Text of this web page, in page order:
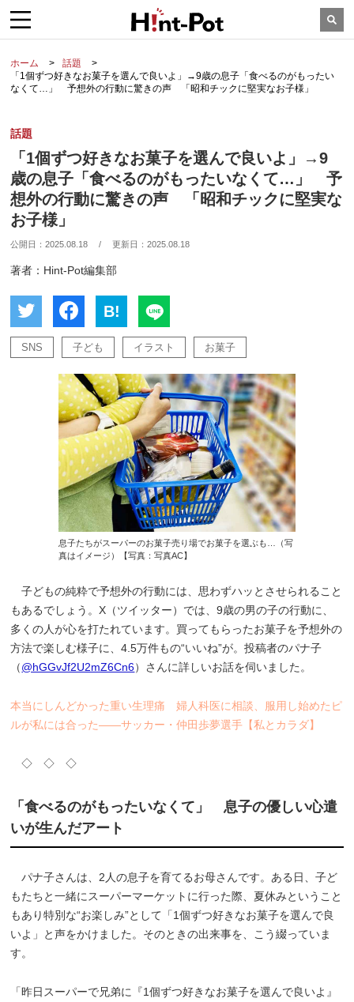
ホーム
話題
「1個ずつ好きなお菓子を選んで良いよ」→9歳の息子「食べるのがもったい
なくて…」 予想外の行動に驚きの声 「昭和チックに堅実なお子様」
話題
「1個ずつ好きなお菓子を選んで良いよ」→9
歳の息子「食べるのがもったいなくて…」 予
想外の行動に驚きの声 「昭和チックに堅実な
お子様」
公開日：2025.08.18 / 更新日：2025.08.18
著者：Hint-Pot編集部
B!
SNS 子ども イラスト お菓子
息子たちがスーパーのお菓子売り場でお菓子を選ぶも…（写
真はイメージ）【写真：写真AC】
子どもの純粋で予想外の行動には、思わずハッとさせられること
もあるでしょう。X（ツイッター）では、9歳の男の子の行動に、
多くの人が心を打たれています。買ってもらったお菓子を予想外の
方法で楽しむ様子に、4.5万件もの“いいね”が。投稿者のパナ子
（@hGGvJf2U2mZ6Cn6）さんに詳しいお話を伺いました。
本当にしんどかった重い生理痛 婦人科医に相談、服用し始めたピ
ルが私には合った――サッカー・仲田歩夢選手【私とカラダ】
◇ ◇ ◇
「食べるのがもったいなくて」 息子の優しい心遣
いが生んだアート
パナ子さんは、2人の息子を育てるお母さんです。ある日、子ど
もたちと一緒にスーパーマーケットに行った際、夏休みということ
もあり特別な“お楽しみ”として「1個ずつ好きなお菓子を選んで良
いよ」と声をかけました。そのときの出来事を、こう綴っていま
す。
「昨日スーパーで兄弟に『1個ずつ好きなお菓子を選んで良いよ』